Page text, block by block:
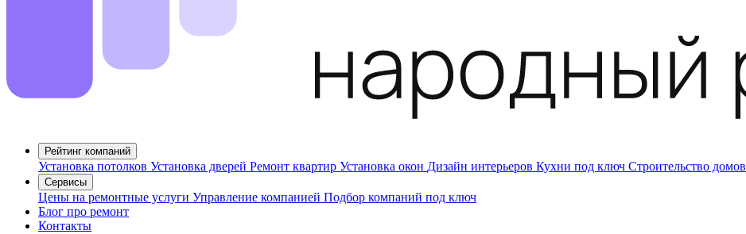
Рейтинг компаний
Установка потолков Установка дверей Ремонт квартир Установка окон Дизайн интерьеров Кухни под ключ Строительство домов
Сервисы
Цены на ремонтные услуги Управление компанией Подбор компаний под ключ
Блог про ремонт
Контакты